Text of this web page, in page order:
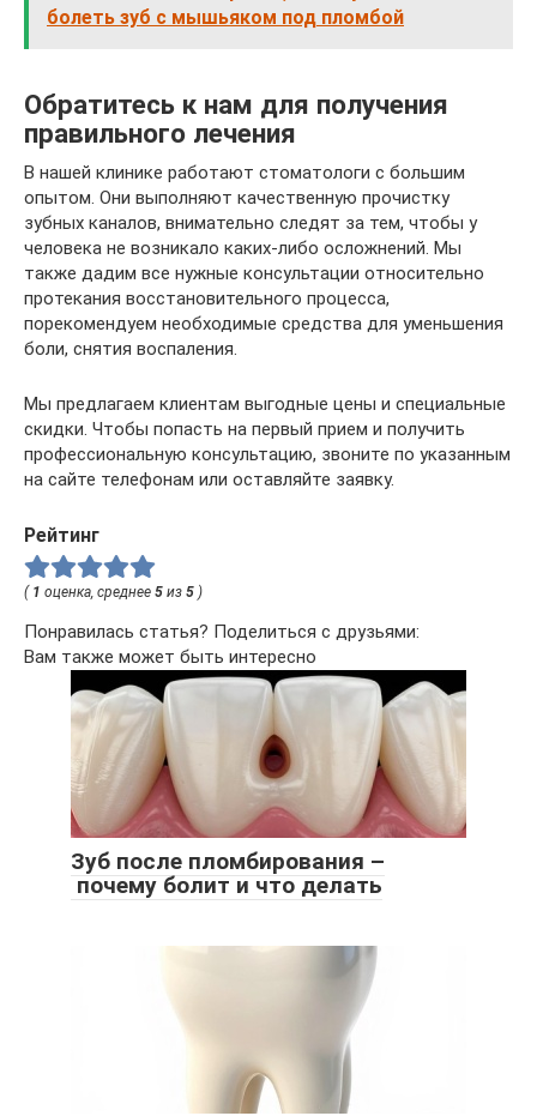
болеть зуб с мышьяком под пломбой
Обратитесь к нам для получения
правильного лечения
В нашей клинике работают стоматологи с большим
опытом. Они выполняют качественную прочистку
зубных каналов, внимательно следят за тем, чтобы у
человека не возникало каких-либо осложнений. Мы
также дадим все нужные консультации относительно
протекания восстановительного процесса,
порекомендуем необходимые средства для уменьшения
боли, снятия воспаления.
Мы предлагаем клиентам выгодные цены и специальные
скидки. Чтобы попасть на первый прием и получить
профессиональную консультацию, звоните по указанным
на сайте телефонам или оставляйте заявку.
Рейтинг
( 1 оценка, среднее 5 из 5 )
Понравилась статья? Поделиться с друзьями:
Вам также может быть интересно
Зуб после пломбирования –
почему болит и что делать